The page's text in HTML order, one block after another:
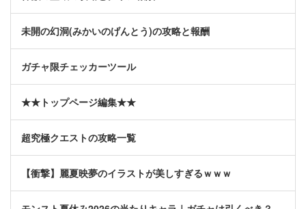
未開の幻洞(みかいのげんとう)の攻略と報酬
ガチャ限チェッカーツール
★★トップページ編集★★
超究極クエストの攻略一覧
【衝撃】麗夏映夢のイラストが美しすぎるｗｗｗ